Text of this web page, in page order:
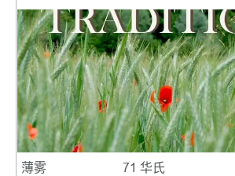
薄雾 71 华氏